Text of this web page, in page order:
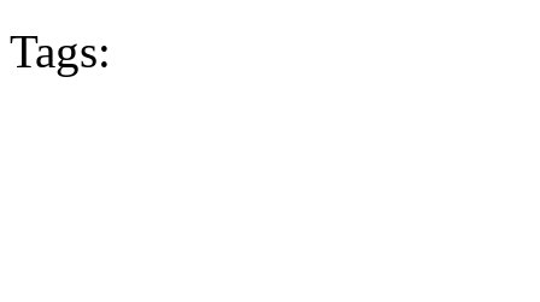
Tags: